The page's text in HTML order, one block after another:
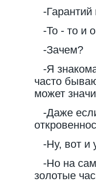
-Гарантий
-То - то и
-Зачем?
-Я
часто
может
-Даже
-Ну, вот и
-Но на
золотые